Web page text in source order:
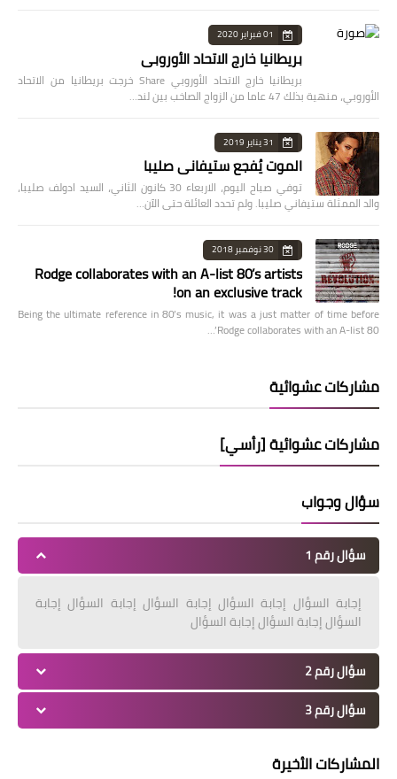
01 فبراير 2020
بريطانيا خارج الاتحاد الأوروبي
بريطانيا خارج الاتحاد الأوروبي Share خرجت بريطانيا من الاتحاد
الأوروبي، منهية بذلك 47 عاما من الزواج الصاخب بين لند…
31 يناير 2019
الموت يُفجع ستيفاني صليبا
توفي صباح اليوم، الاربعاء 30 كانون الثاني، السيد ادولف صليبا،
والد الممثلة ستيفاني صليبا. ولم تحدد العائلة حتى الآن…
30 نوفمبر 2018
Rodge collaborates with an A-list 80’s artists
on an exclusive track!
Being the ultimate reference in 80’s music, it was a just matter of time before
Rodge collaborates with an A-list 80’…
مشاركات عشوائية
مشاركات عشوائية [رأسي]
سؤال وجواب
سؤال رقم 1
إجابة السؤال إجابة السؤال إجابة السؤال إجابة السؤال إجابة
السؤال إجابة السؤال إجابة السؤال
سؤال رقم 2
سؤال رقم 3
المشاركات الأخيرة